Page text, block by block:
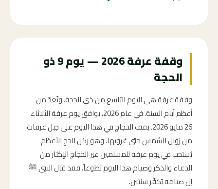
وقفة عرفة 2026 — يوم 9 ذو
الحجة
وقفة عرفة هي اليوم التاسع من ذي الحجة، وتُعدّ من
أعظم أيام السنة. في عام 2026، يوافق يوم عرفة الثلاثاء
26 مايو 2026. يقف الحجاج في هذا اليوم على جبل عرفات
من زوال الشمس حتى غروبها، وهو ركن الحج الأعظم.
يُستحب في يوم عرفة للمسلمين غير الحجاج الإكثار من
الدعاء والذكر وصيام هذا اليوم تطوعاً، فقد قال النبي ﷺ
إن صيامه يُكفّر سنتين.